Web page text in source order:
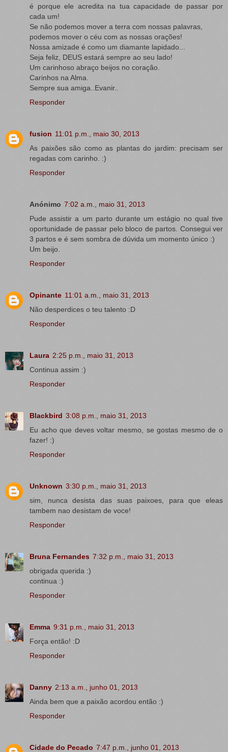
é porque ele acredita na tua capacidade de passar por
cada um!
Se não podemos mover a terra com nossas palavras,
podemos mover o céu com as nossas orações!
Nossa amizade é como um diamante lapidado...
Seja feliz, DEUS estará sempre ao seu lado!
Um carinhoso abraço beijos no coração.
Carinhos na Alma.
Sempre sua amiga..Evanir..
Responder
fusion 11:01 p.m., maio 30, 2013
As paixões são como as plantas do jardim: precisam ser
regadas com carinho. :)
Responder
Anónimo 7:02 a.m., maio 31, 2013
Pude assistir a um parto durante um estágio no qual tive
oportunidade de passar pelo bloco de partos. Consegui ver
3 partos e é sem sombra de dúvida um momento único :)
Um beijo.
Responder
Opinante 11:01 a.m., maio 31, 2013
Não desperdices o teu talento :D
Responder
Laura 2:25 p.m., maio 31, 2013
Continua assim :)
Responder
Blackbird 3:08 p.m., maio 31, 2013
Eu acho que deves voltar mesmo, se gostas mesmo de o
fazer! :)
Responder
Unknown 3:30 p.m., maio 31, 2013
sim, nunca desista das suas paixoes, para que eleas
tambem nao desistam de voce!
Responder
Bruna Fernandes 7:32 p.m., maio 31, 2013
obrigada querida :)
continua :)
Responder
Emma 9:31 p.m., maio 31, 2013
Força então! :D
Responder
Danny 2:13 a.m., junho 01, 2013
Ainda bem que a paixão acordou então :)
Responder
Cidade do Pecado 7:47 p.m., junho 01, 2013